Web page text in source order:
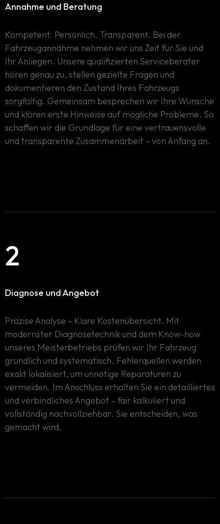
Annahme und Beratung
Kompetent. Persönlich. Transparent. Bei der
Fahrzeugannahme nehmen wir uns Zeit für Sie und
Ihr Anliegen. Unsere qualifizierten Serviceberater
hören genau zu, stellen gezielte Fragen und
dokumentieren den Zustand Ihres Fahrzeugs
sorgfältig. Gemeinsam besprechen wir Ihre Wünsche
und klären erste Hinweise auf mögliche Probleme. So
schaffen wir die Grundlage für eine vertrauensvolle
und transparente Zusammenarbeit – von Anfang an.
2
Diagnose und Angebot
Präzise Analyse – Klare Kostenübersicht. Mit
modernster Diagnosetechnik und dem Know-how
unseres Meisterbetriebs prüfen wir Ihr Fahrzeug
gründlich und systematisch. Fehlerquellen werden
exakt lokalisiert, um unnötige Reparaturen zu
vermeiden. Im Anschluss erhalten Sie ein detailliertes
und verbindliches Angebot – fair kalkuliert und
vollständig nachvollziehbar. Sie entscheiden, was
gemacht wird.